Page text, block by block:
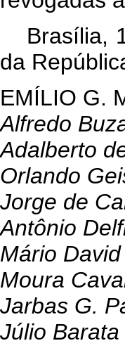
Brasília,
da
EMÍLIO G.
Alfredo
Adalberto
Orlando
Jorge de
Antônio
Mário
Moura
Jarbas G.
Júlio Barata